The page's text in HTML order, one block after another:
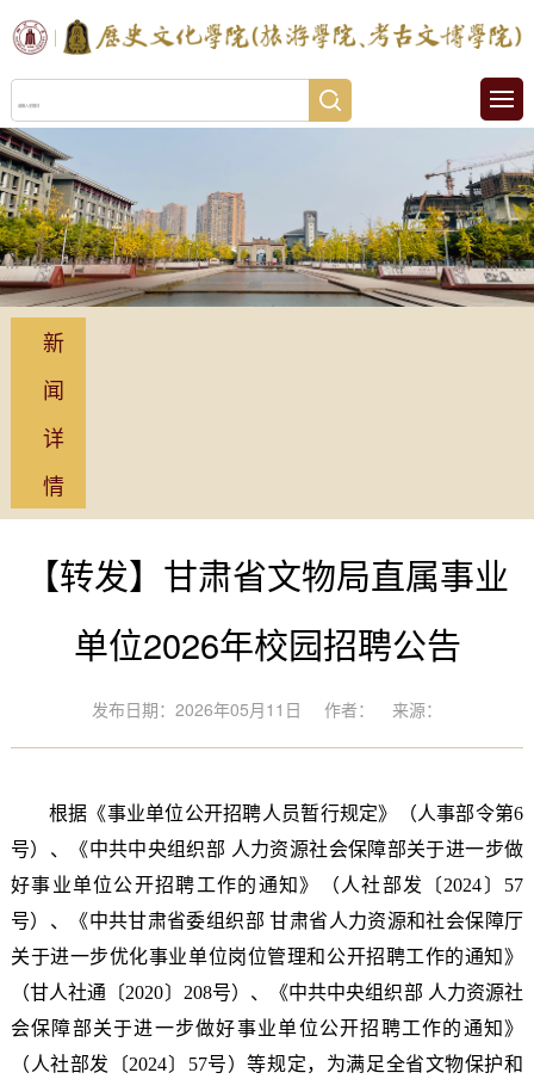
新
闻
详
情
【转发】甘肃省文物局直属事业
单位2026年校园招聘公告
发布日期：2026年05月11日 作者： 来源：
根据《事业单位公开招聘人员暂行规定》（人事部令第6
号）、《中共中央组织部 人力资源社会保障部关于进一步做
好事业单位公开招聘工作的通知》（人社部发〔2024〕57
号）、《中共甘肃省委组织部 甘肃省人力资源和社会保障厅
关于进一步优化事业单位岗位管理和公开招聘工作的通知》
（甘人社通〔2020〕208号）、《中共中央组织部 人力资源社
会保障部关于进一步做好事业单位公开招聘工作的通知》
（人社部发〔2024〕57号）等规定，为满足全省文物保护和